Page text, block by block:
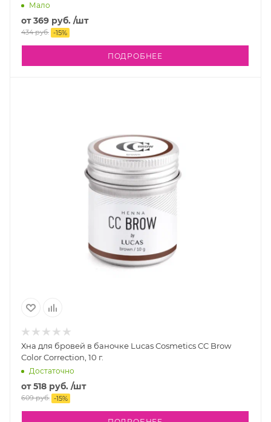
Мало
от369 руб. /шт
434 руб. -15%
ПОДРОБНЕЕ
Хна для бровей в баночке Lucas Cosmetics CC Brow
Color Correction, 10 г.
Достаточно
от518 руб. /шт
609 руб. -15%